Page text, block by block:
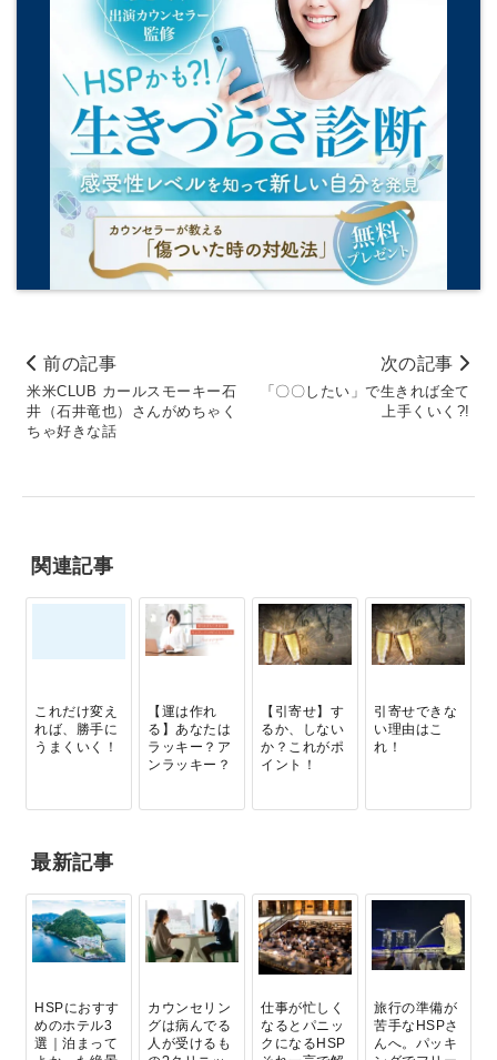
前の記事
米米CLUB カールスモーキー石
井（石井竜也）さんがめちゃく
ちゃ好きな話
次の記事
「〇〇したい」で生きれば全て
上手くいく?!
関連記事
これだけ変え
れば、勝手に
うまくいく！
【運は作れ
る】あなたは
ラッキー？ア
ンラッキー？
【引寄せ】す
るか、しない
か？これがポ
イント！
引寄せできな
い理由はこ
れ！
最新記事
HSPにおすす
めのホテル3
選｜泊まって
カウンセリン
グは病んでる
人が受けるも
仕事が忙しく
なるとパニッ
クになるHSP
旅行の準備が
苦手なHSPさ
んへ。パッキ